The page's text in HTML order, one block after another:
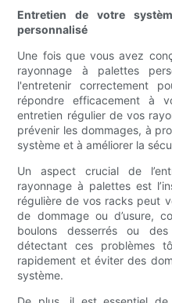
Entretien de votre
personnalisé
Une fois que vous avez
rayonnage à palettes
l'entretenir correctement
répondre efficacement à
entretien régulier de vos
prévenir les dommages, à
système et à améliorer la
Un aspect crucial de
rayonnage à palettes est
régulière de vos racks peut
de dommage ou d’usure,
boulons desserrés ou
détectant ces problèmes
rapidement et éviter des
système.